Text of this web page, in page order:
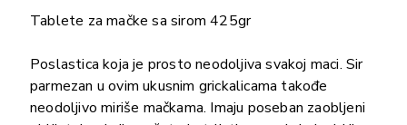
Tablete za mačke sa sirom 425gr
Poslastica koja je prosto neodoljiva svakoj maci. Sir
parmezan u ovim ukusnim grickalicama takođe
neodoljivo miriše mačkama. Imaju poseban zaobljeni